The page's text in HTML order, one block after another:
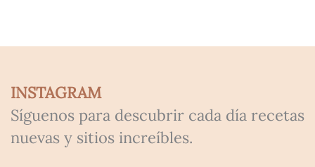
INSTAGRAM
Síguenos para descubrir cada día recetas
nuevas y sitios increíbles.